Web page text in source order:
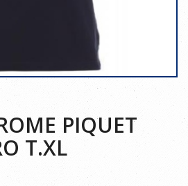
PIQUET
T.XL